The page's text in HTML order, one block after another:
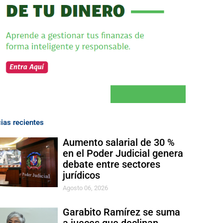
recientes
Aumento salarial de 30 %
en el Poder Judicial genera
debate entre sectores
jurídicos
Agosto 06, 2026
Garabito Ramírez se suma